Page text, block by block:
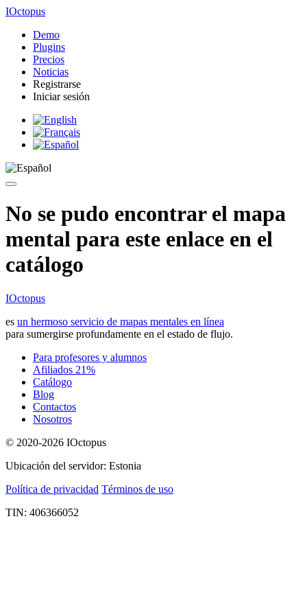
IOctopus
Demo
Plugins
Precios
Noticias
Registrarse
Iniciar sesión
No se pudo encontrar el mapa
mental para este enlace en el
catálogo
IOctopus
es un hermoso servicio de mapas mentales en línea
para sumergirse profundamente en el estado de flujo.
Para profesores y alumnos
Afiliados 21%
Catálogo
Blog
Contactos
Nosotros
© 2020-2026 IOctopus
Ubicación del servidor: Estonia
Política de privacidad Términos de uso
TIN: 406366052